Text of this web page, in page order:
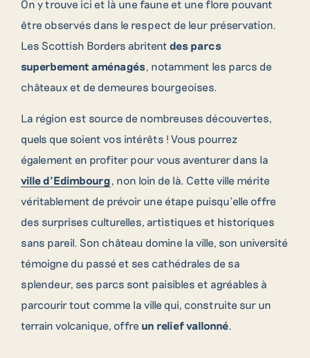
On y trouve ici et là une faune et une flore pouvant
être observés dans le respect de leur préservation.
Les Scottish Borders abritent des parcs
superbement aménagés, notamment les parcs de
châteaux et de demeures bourgeoises.
La région est source de nombreuses découvertes,
quels que soient vos intérêts ! Vous pourrez
également en profiter pour vous aventurer dans la
ville d’Edimbourg, non loin de là. Cette ville mérite
véritablement de prévoir une étape puisqu’elle offre
des surprises culturelles, artistiques et historiques
sans pareil. Son château domine la ville, son université
témoigne du passé et ses cathédrales de sa
splendeur, ses parcs sont paisibles et agréables à
parcourir tout comme la ville qui, construite sur un
terrain volcanique, offre un relief vallonné.